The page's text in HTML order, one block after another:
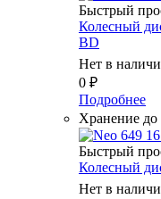
Быстрый
Колесный
BD
Нет в
0 ₽
Подробнее
Хранение до
Быстрый
Колесный
Нет в